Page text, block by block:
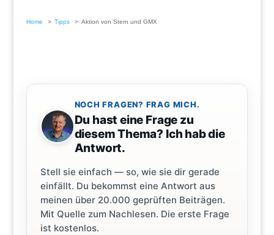
Home Tipps Aktion von Stern und GMX
NOCH FRAGEN? FRAG MICH.
Du hast eine Frage zu
diesem Thema? Ich hab die
Antwort.
Stell sie einfach — so, wie sie dir gerade
einfällt. Du bekommst eine Antwort aus
meinen über 20.000 geprüften Beiträgen.
Mit Quelle zum Nachlesen. Die erste Frage
ist kostenlos.